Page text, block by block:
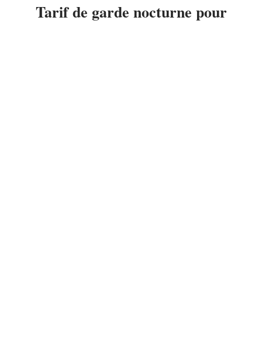
Tarif de garde nocturne pour
personnes âgées: ce que vous devez